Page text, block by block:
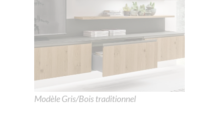
Modèle Gris/Bois traditionnel